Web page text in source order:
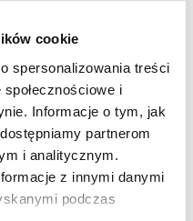
cookie
spersonalizowania treści
i
Informacje o tym, jak
partnerom
i analitycznym.
z innymi danymi
podczas